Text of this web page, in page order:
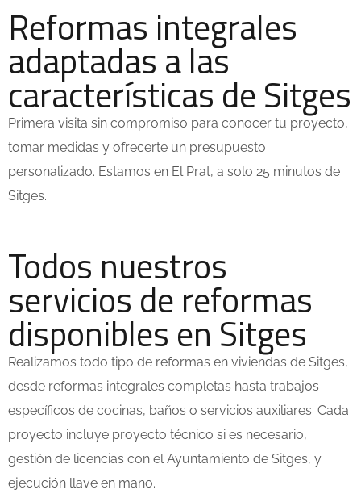
Reformas integrales
adaptadas a las
características de Sitges
Primera visita sin compromiso para conocer tu proyecto,
tomar medidas y ofrecerte un presupuesto
personalizado. Estamos en El Prat, a solo 25 minutos de
Sitges.
Todos nuestros
servicios de reformas
disponibles en Sitges
Realizamos todo tipo de reformas en viviendas de Sitges,
desde reformas integrales completas hasta trabajos
específicos de cocinas, baños o servicios auxiliares. Cada
proyecto incluye proyecto técnico si es necesario,
gestión de licencias con el Ayuntamiento de Sitges, y
ejecución llave en mano.